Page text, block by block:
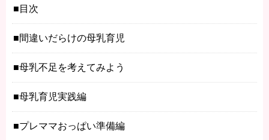
目次
間違いだらけの母乳育児
母乳不足を考えてみよう
母乳育児実践編
プレママおっぱい準備編